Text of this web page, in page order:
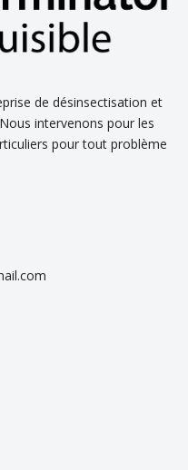
de désinsectisation et
intervenons pour les
pour tout problème